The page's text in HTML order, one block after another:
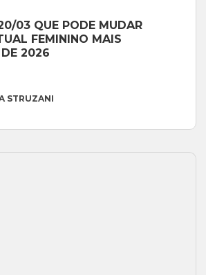
03 QUE PODE MUDAR
FEMININO MAIS
DE 2026
STRUZANI